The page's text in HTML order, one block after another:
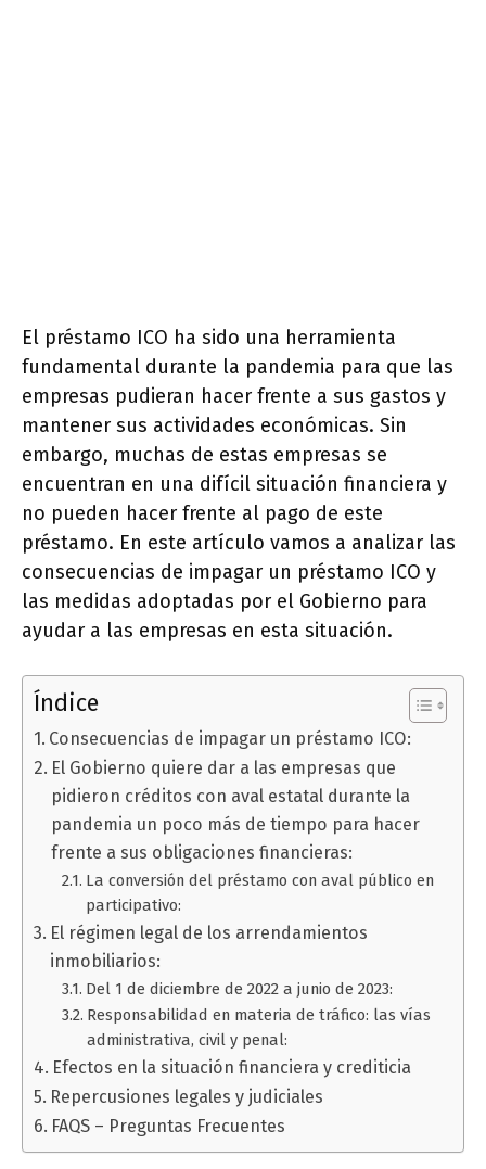
El préstamo ICO ha sido una herramienta
fundamental durante la pandemia para que las
empresas pudieran hacer frente a sus gastos y
mantener sus actividades económicas. Sin
embargo, muchas de estas empresas se
encuentran en una difícil situación financiera y
no pueden hacer frente al pago de este
préstamo. En este artículo vamos a analizar las
consecuencias de impagar un préstamo ICO y
las medidas adoptadas por el Gobierno para
ayudar a las empresas en esta situación.
Índice
Consecuencias de impagar un préstamo ICO:
El Gobierno quiere dar a las empresas que
pidieron créditos con aval estatal durante la
pandemia un poco más de tiempo para hacer
frente a sus obligaciones financieras:
La conversión del préstamo con aval público en
participativo:
El régimen legal de los arrendamientos
inmobiliarios:
Del 1 de diciembre de 2022 a junio de 2023:
Responsabilidad en materia de tráfico: las vías
administrativa, civil y penal:
Efectos en la situación financiera y crediticia
Repercusiones legales y judiciales
FAQS – Preguntas Frecuentes